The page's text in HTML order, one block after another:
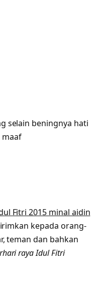
selain beningnya hati
maaf
Fitri 2015 minal aidin
kepada orang-
teman dan bahkan
raya Idul Fitri